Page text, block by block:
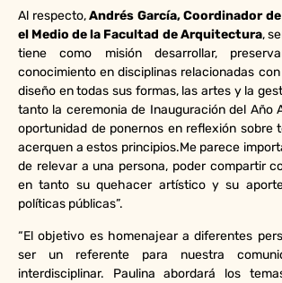
Al respecto,Andrés García, Coordinador
el Medio de la Facultad de Arquitectura,
tiene como misión desarrollar,
conocimiento en disciplinas relacionadas
diseño en todas sus formas, las artes y la
tanto la ceremonia de Inauguración del Año
oportunidad de ponernos en reflexión sobre
acerquen a estos principios.Me parece
de relevar a una persona, poder compartir
en tanto su quehacer artístico y su
políticas públicas”.
“El objetivo es homenajear a diferentes
ser un referente para nuestra
interdisciplinar. Paulina abordará los